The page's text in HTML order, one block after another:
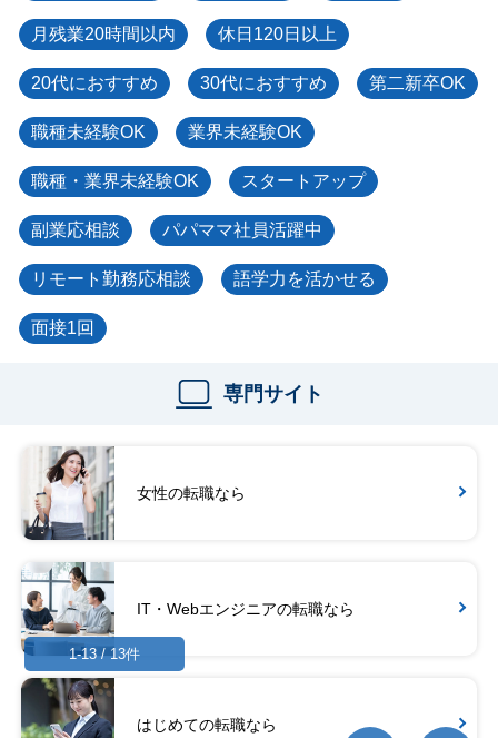
月残業20時間以内 休日120日以上
20代におすすめ 30代におすすめ 第二新卒OK
職種未経験OK 業界未経験OK
職種・業界未経験OK スタートアップ
副業応相談 パパママ社員活躍中
リモート勤務応相談 語学力を活かせる
面接1回
専門サイト
女性の転職なら
IT・Webエンジニアの転職なら
はじめての転職なら
1-13 / 13件